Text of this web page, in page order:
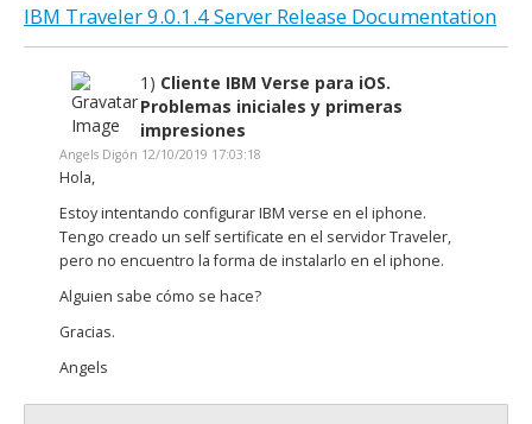
IBM Traveler 9.0.1.4 Server Release Documentation
1) Cliente IBM Verse para iOS.
Problemas iniciales y primeras
impresiones
Angels Digón 12/10/2019 17:03:18
Hola,
Estoy intentando configurar IBM verse en el iphone.
Tengo creado un self sertificate en el servidor Traveler,
pero no encuentro la forma de instalarlo en el iphone.
Alguien sabe cómo se hace?
Gracias.
Angels